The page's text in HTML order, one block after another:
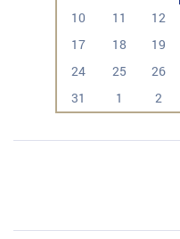
10
11 12
17
18 19
24
25 26
31
1 2